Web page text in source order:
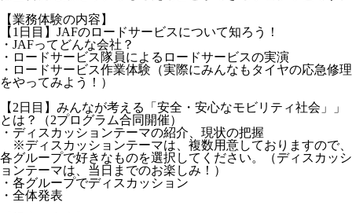
【業務体験の内容】
【1日目】JAFのロードサービスについて知ろう！
・JAFってどんな会社？
・ロードサービス隊員によるロードサービスの実演
・ロードサービス作業体験（実際にみんなもタイヤの応急修理
をやってみよう！）
【2日目】みんなが考える「安全・安心なモビリティ社会」」
とは？（2プログラム合同開催）
・ディスカッションテーマの紹介、現状の把握
※ディスカッションテーマは、複数用意しておりますので、
各グループで好きなものを選択してください。（ディスカッシ
ョンテーマは、当日までのお楽しみ！）
・各グループでディスカッション
・全体発表